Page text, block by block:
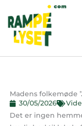
content
Madens folkemøde
30/05/2026
Det er ingen